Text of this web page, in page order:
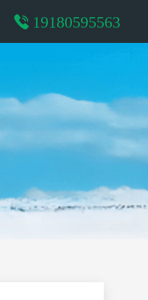
19180595563